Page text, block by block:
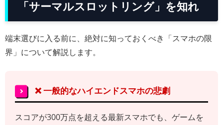
「サーマルスロットリング」を知れ
端末選びに入る前に、絶対に知っておくべき「スマホの限
界」について解説します。
❌ 一般的なハイエンドスマホの悲劇
スコアが300万点を超える最新スマホでも、ゲームを